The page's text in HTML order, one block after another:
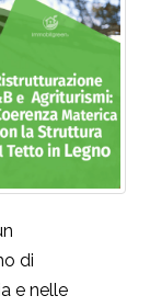
di
e nelle